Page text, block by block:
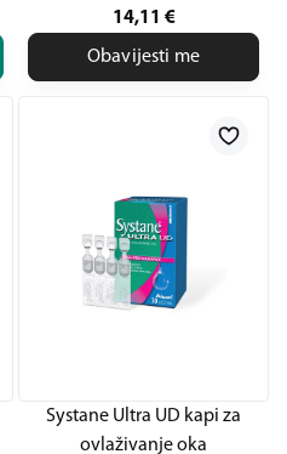
14,11 €
Obavijesti me
Systane Ultra UD kapi za
ovlaživanje oka